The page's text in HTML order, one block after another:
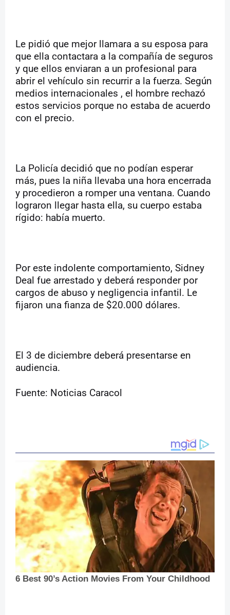
Le pidió que mejor llamara a su esposa para
que ella contactara a la compañía de seguros
y que ellos enviaran a un profesional para
abrir el vehículo sin recurrir a la fuerza. Según
medios internacionales , el hombre rechazó
estos servicios porque no estaba de acuerdo
con el precio.
La Policía decidió que no podían esperar
más, pues la niña llevaba una hora encerrada
y procedieron a romper una ventana. Cuando
lograron llegar hasta ella, su cuerpo estaba
rígido: había muerto.
Por este indolente comportamiento, Sidney
Deal fue arrestado y deberá responder por
cargos de abuso y negligencia infantil. Le
fijaron una fianza de $20.000 dólares.
El 3 de diciembre deberá presentarse en
audiencia.
Fuente: Noticias Caracol